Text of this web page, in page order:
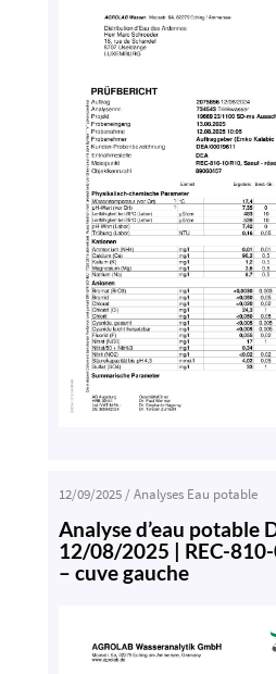
12/09/2025/Analyses Eau potable
Analyse d’eau potable
12/08/2025 | REC-
– cuve gauche